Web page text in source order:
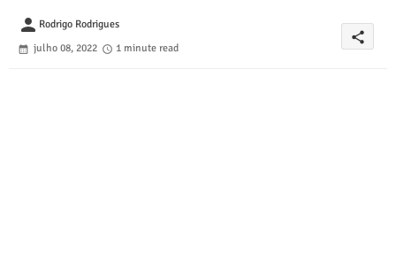
person Rodrigo Rodrigues
julho 08, 2022
1 minute read
share